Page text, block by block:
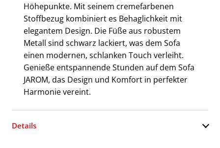
Höhepunkte. Mit seinem cremefarbenen
Stoffbezug kombiniert es Behaglichkeit mit
elegantem Design. Die Füße aus robustem
Metall sind schwarz lackiert, was dem Sofa
einen modernen, schlanken Touch verleiht.
Genieße entspannende Stunden auf dem Sofa
JAROM, das Design und Komfort in perfekter
Harmonie vereint.
Details